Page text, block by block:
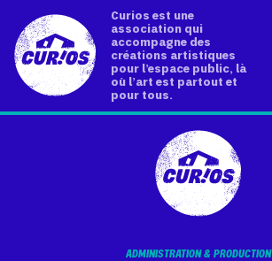
Curios est une
association qui
accompagne des
créations artistiques
pour l’espace public, là
où l’art est partout et
pour tous.
ADMINISTRATION & PRODUCTION